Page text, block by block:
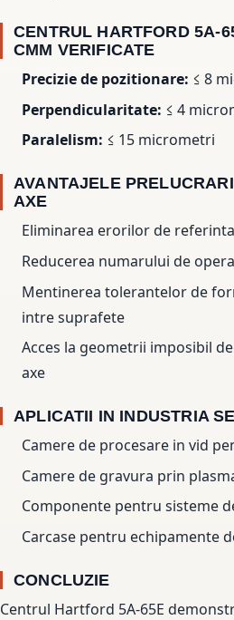
CENTRUL HARTFORD 5A-
CMM VERIFICATE
Precizie de pozitionare: ≤ 8
Perpendicularitate: ≤ 4
Paralelism: ≤ 15 micrometri
AVANTAJELE
AXE
Eliminarea erorilor de
Reducerea numarului de
Mentinerea tolerantelor de
intre suprafete
Acces la geometrii imposibil
axe
APLICATII IN INDUSTRIA
Camere de procesare in vid
Camere de gravura prin
Componente pentru sisteme
Carcase pentru echipamente
CONCLUZIE
Centrul Hartford 5A-65E